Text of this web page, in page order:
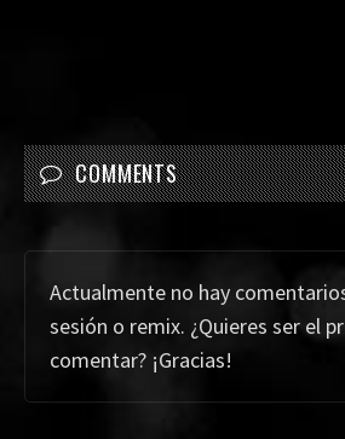
COMMENTS
Actualmente no hay
sesión o remix. ¿Quieres ser el
comentar? ¡Gracias!